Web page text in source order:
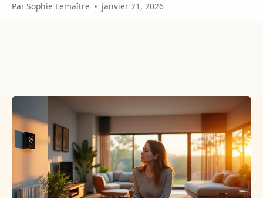
ParSophie Lemaître janvier 21, 2026